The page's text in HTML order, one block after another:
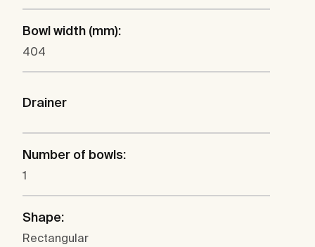
Bowl width (mm):
404
Drainer
Number of bowls:
1
Shape:
Rectangular